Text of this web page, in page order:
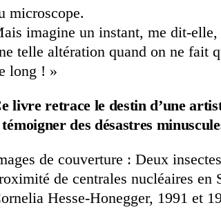
microscope.
imagine un instant, me dit-
telle altération quand on ne fait
long ! »
livre retrace le destin d’une
des désastres
de couverture : Deux
de centrales nucléaires en
Hesse-Honegger, 1991 et